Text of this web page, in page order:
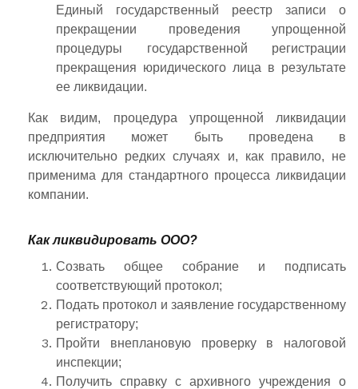
Единый государственный реестр записи о
прекращении проведения упрощенной
процедуры государственной регистрации
прекращения юридического лица в результате
ее ликвидации.
Как видим, процедура упрощенной ликвидации
предприятия может быть проведена в
исключительно редких случаях и, как правило, не
применима для стандартного процесса ликвидации
компании.
Как ликвидировать ООО?
Созвать общее собрание и подписать
соответствующий протокол;
Подать протокол и заявление государственному
регистратору;
Пройти внеплановую проверку в налоговой
инспекции;
Получить справку с архивного учреждения о